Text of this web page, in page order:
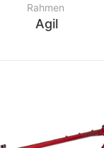
Rahmen
Agil